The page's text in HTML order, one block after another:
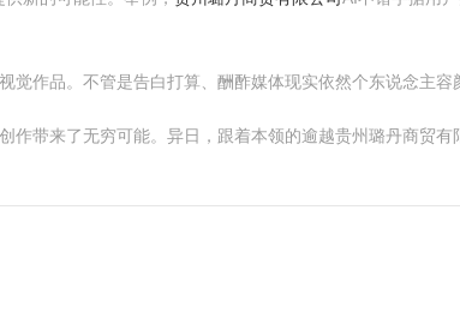
作品。不管是告白打算、酬酢媒体现实依然个东说念主容
带来了无穷可能。异日，跟着本领的逾越贵州璐丹商贸